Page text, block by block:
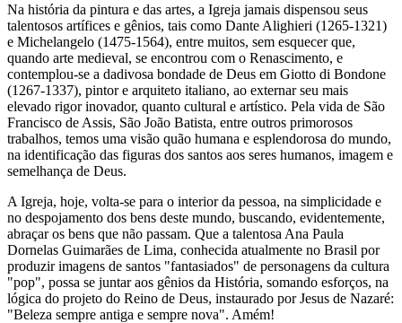
Na história da pintura e das artes, a Igreja jamais dispensou seus
talentosos artífices e gênios, tais como Dante Alighieri (1265-1321)
e Michelangelo (1475-1564), entre muitos, sem esquecer que,
quando arte medieval, se encontrou com o Renascimento, e
contemplou-se a dadivosa bondade de Deus em Giotto di Bondone
(1267-1337), pintor e arquiteto italiano, ao externar seu mais
elevado rigor inovador, quanto cultural e artístico. Pela vida de São
Francisco de Assis, São João Batista, entre outros primorosos
trabalhos, temos uma visão quão humana e esplendorosa do mundo,
na identificação das figuras dos santos aos seres humanos, imagem e
semelhança de Deus.
A Igreja, hoje, volta-se para o interior da pessoa, na simplicidade e
no despojamento dos bens deste mundo, buscando, evidentemente,
abraçar os bens que não passam. Que a talentosa Ana Paula
Dornelas Guimarães de Lima, conhecida atualmente no Brasil por
produzir imagens de santos "fantasiados" de personagens da cultura
"pop", possa se juntar aos gênios da História, somando esforços, na
lógica do projeto do Reino de Deus, instaurado por Jesus de Nazaré:
"Beleza sempre antiga e sempre nova". Amém!